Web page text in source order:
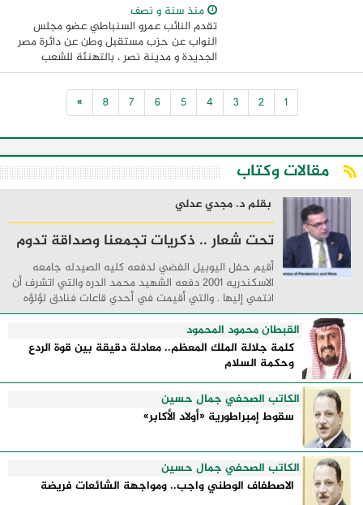
منذ سنة و نصف
تقدم النائب عمرو السنباطي عضو مجلس
النواب عن حزب مستقبل وطن عن دائرة مصر
الجديدة و مدينة نصر ، بالتهنئة للشعب
المصري بمناسبة الذكرى الـ43 لعيد تحرير
سيناء ، ذلك اليوم الذي استعاد فيه رجال مصر
...
1
2
3
4
5
6
7
8
»
مقالات وكتاب
بقلم د. مجدي عدلي
تحت شعار .. ذكريات تجمعنا وصداقة تدوم
أقيم حفل اليوبيل الفضي لدفعه كليه الصيدله جامعه
الاسكندريه 2001 دفعه الشهيد محمد الدره والتي اتشرف أن
انتمي إليها . والتي أقيمت في أحدي قاعات فنادق لؤلؤه
البحر الأبيض المتوسط مدينه السحر والجمال ...
القبطان محمود المحمود
كلمة جلالة الملك المعظم.. معادلة دقيقة بين قوة الردع
وحكمة السلام
الكاتب الصحفي جمال حسين
سقوط إمبراطورية «أولاد الأكابر»
الكاتب الصحفي جمال حسين
الاصطفاف الوطني واجب.. ومواجهة الشائعات فريضة